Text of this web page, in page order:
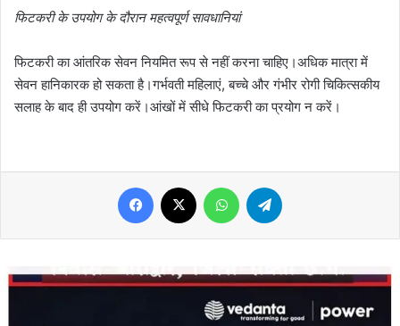
फिटकरी के उपयोग के दौरान महत्वपूर्ण सावधानियां
फिटकरी का आंतरिक सेवन नियमित रूप से नहीं करना चाहिए।अधिक मात्रा में
सेवन हानिकारक हो सकता है।गर्भवती महिलाएं, बच्चे और गंभीर रोगी चिकित्सकीय
सलाह के बाद ही उपयोग करें।आंखों में सीधे फिटकरी का प्रयोग न करें।
Facebook WhatsApp